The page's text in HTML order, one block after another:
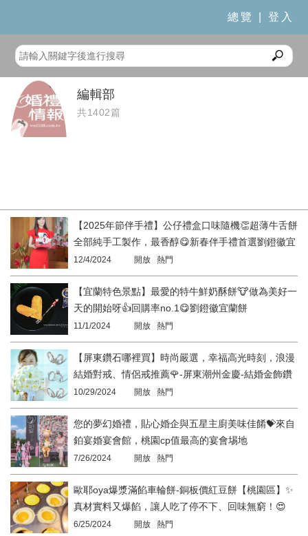
總覽 登入
編輯部
共1402篇
【2025年節伴手禮】公仔禮盒口味隨機👏超薄牛舌餅
全部純手工製作，最香醇😋新春伴手禮首選劉鐙徽宜
蘭餅👍
12/4/2024 開放 熱門
【宜蘭特色景點】最愛的特牛鮮奶酥餅🐮做為美好一
天的開始呀👍回購率no.1😋劉鐙徽宜蘭餅
11/1/2024 開放 熱門
【屏東鑽石哪裡買】時尚嚴選，幸福高光時刻，浪漫
結婚對戒、情侶戒推薦🌹-屏東潮州金慶-結婚金飾鑽
石鉑金珠寶專賣店
10/29/2024 開放 熱門
您的夢幻婚禮，貼心婚企與五星主廚美味佳餚💝來自
鉑宴婚宴會館，桃園cp值最高的宴會埸地
7/26/2024 開放 熱門
歐耶oya爆漿滿餡車輪餅-銅板價紅豆餅【桃園區】✨
真材實料又爆餡，讓人吃了停不下、回味無窮！😍
6/25/2024 開放 熱門